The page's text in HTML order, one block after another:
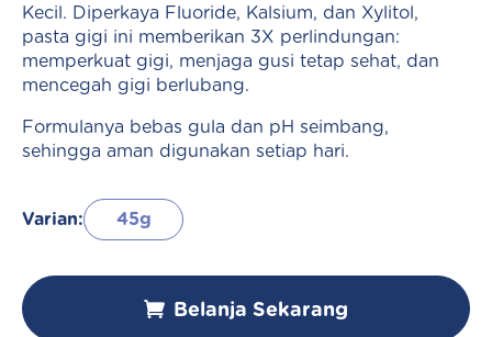
Kecil. Diperkaya Fluoride, Kalsium, dan Xylitol,
pasta gigi ini memberikan 3X perlindungan:
memperkuat gigi, menjaga gusi tetap sehat, dan
mencegah gigi berlubang.
Formulanya bebas gula dan pH seimbang,
sehingga aman digunakan setiap hari.
Varian: 45g
Belanja Sekarang